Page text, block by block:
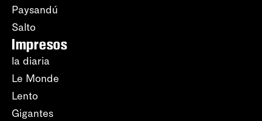
Paysandú
Salto
Impresos
la diaria
Le Monde
Lento
Gigantes